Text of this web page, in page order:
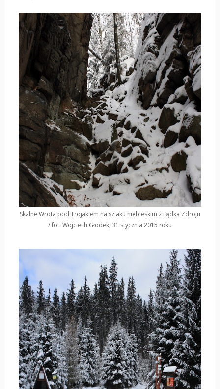
Skalne Wrota pod Trojakiem na szlaku niebieskim z Lądka Zdroju
/ fot. Wojciech Głodek, 31 stycznia 2015 roku